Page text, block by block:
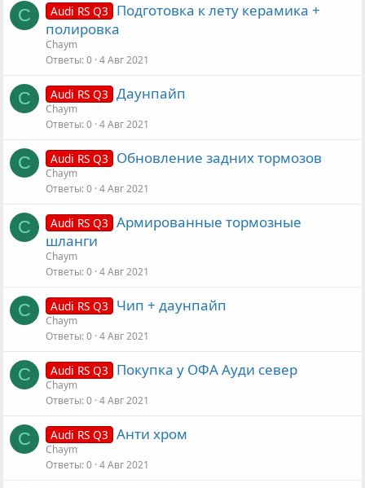
C Audi RS Q3
Подготовка к лету керамика +
полировка
Chaym
Ответы 0 4 Авг 2021
C Audi RS Q3 Даунпайп
Chaym
Ответы 0 4 Авг 2021
C Audi RS Q3 Обновление задних тормозов
Chaym
Ответы 0 4 Авг 2021
C Audi RS Q3 Армированные тормозные
шланги
Chaym
Ответы 0 4 Авг 2021
C Audi RS Q3 Чип + даунпайп
Chaym
Ответы 0 4 Авг 2021
C Audi RS Q3 Покупка у ОФА Ауди север
Chaym
Ответы 0 4 Авг 2021
C Audi RS Q3 Анти хром
Chaym
Ответы 0 4 Авг 2021